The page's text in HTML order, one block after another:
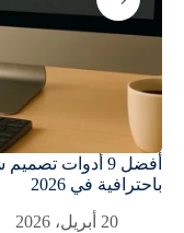
أفضل 9 أدوات
باحترافية في 2026
20 أبريل، 2026